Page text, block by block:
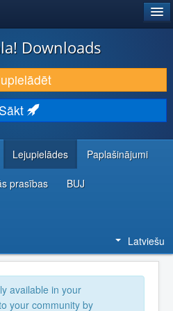
Downloads
Sākt
Lejupielādes Paplašinājumi
prasības BUJ
Latviešu
available in your
your community by